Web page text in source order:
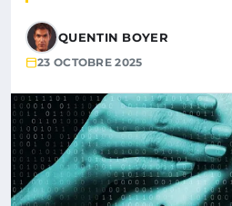
QUENTIN BOYER
23 OCTOBRE 2025